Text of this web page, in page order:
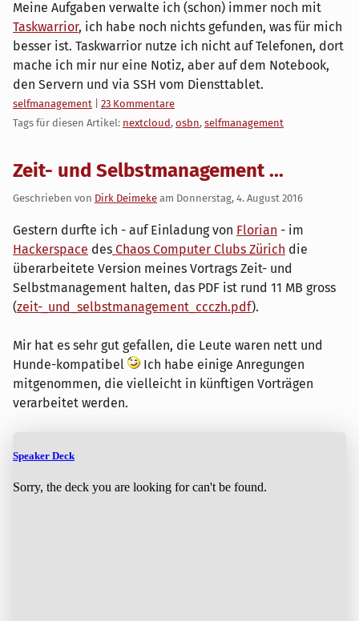
Meine Aufgaben verwalte ich (schon) immer noch mit
Taskwarrior, ich habe noch nichts gefunden, was für mich
besser ist. Taskwarrior nutze ich nicht auf Telefonen, dort
mache ich mir nur eine Notiz, aber auf dem Notebook,
den Servern und via SSH vom Diensttablet.
Kategorien:
selfmanagement
23 Kommentare
Tags für diesen Artikel: nextcloud, osbn, selfmanagement
Zeit- und Selbstmanagement ...
Geschrieben von Dirk Deimeke am Donnerstag, 4. August 2016
Gestern durfte ich - auf Einladung von Florian - im
Hackerspace des Chaos Computer Clubs Zürich die
überarbeitete Version meines Vortrags Zeit- und
Selbstmanagement halten, das PDF ist rund 11 MB gross
(zeit-_und_selbstmanagement_ccczh.pdf).
Mir hat es sehr gut gefallen, die Leute waren nett und
Hunde-kompatibel
Ich habe einige Anregungen
mitgenommen, die vielleicht in künftigen Vorträgen
verarbeitet werden.